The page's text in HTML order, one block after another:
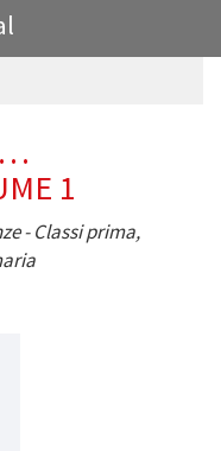
1
- Classi prima,